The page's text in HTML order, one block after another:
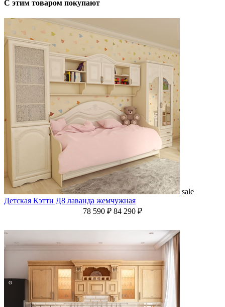
С этим товаром покупают
sale
Детская Кэтти Д8 лаванда жемчужная
78 590 ₽ 84 290 ₽